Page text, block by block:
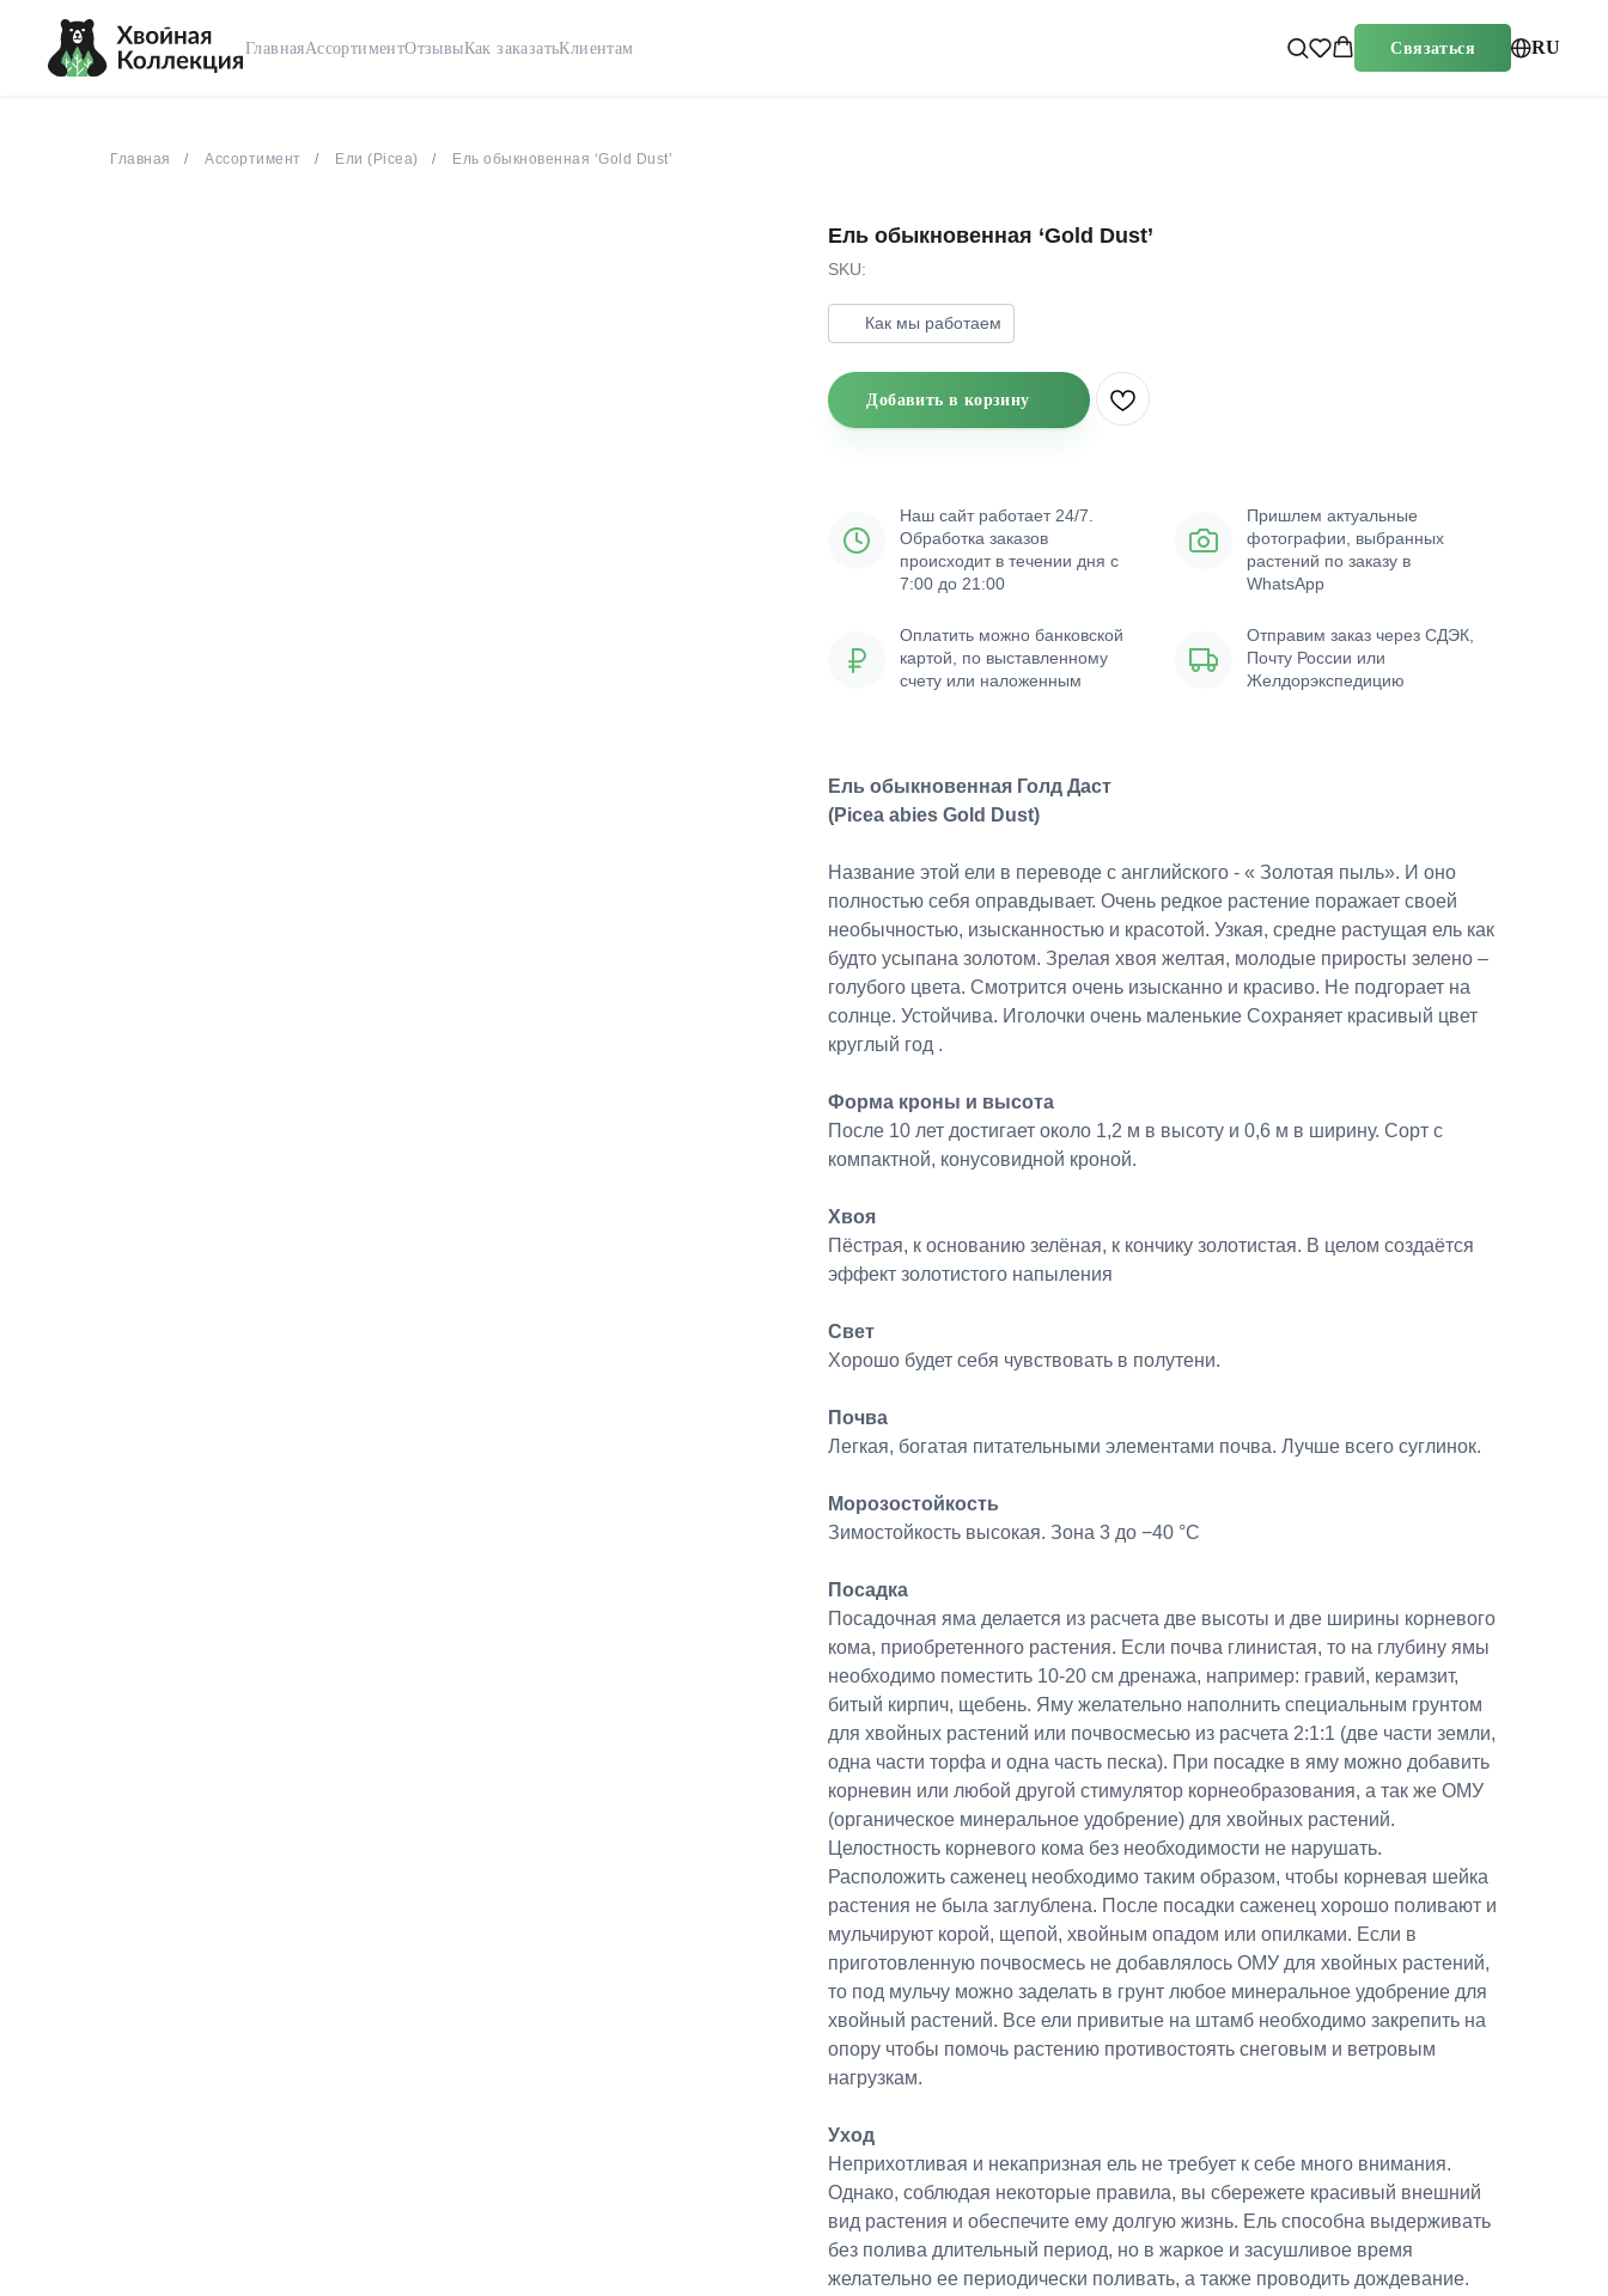
ГлавнаяАссортиментОтзывыКак заказатьКлиентам Связаться RU
Главная Ассортимент Ели (Picea) Ель обыкновенная ‘Gold Dust’
Ель обыкновенная ‘Gold Dust’
SKU:
Как мы работаем
Добавить в корзину
Наш сайт работает 24/7.
Обработка заказов
происходит в течении дня с
7:00 до 21:00
Пришлем актуальные
фотографии, выбранных
растений по заказу в
WhatsApp
Отправим заказ через СДЭК,
Почту России или
Желдорэкспедицию
Оплатить можно банковской
картой, по выставленному
счету или наложенным
Ель обыкновенная Голд Даст
(Picea abies Gold Dust)
Название этой ели в переводе с английского - « Золотая пыль». И оно
полностью себя оправдывает. Очень редкое растение поражает своей
необычностью, изысканностью и красотой. Узкая, средне растущая ель как
будто усыпана золотом. Зрелая хвоя желтая, молодые приросты зелено –
голубого цвета. Смотрится очень изысканно и красиво. Не подгорает на
солнце. Устойчива. Иголочки очень маленькие Сохраняет красивый цвет
круглый год .
Форма кроны и высота
После 10 лет достигает около 1,2 м в высоту и 0,6 м в ширину. Сорт с
компактной, конусовидной кроной.
Хвоя
Пёстрая, к основанию зелёная, к кончику золотистая. В целом создаётся
эффект золотистого напыления
Свет
Хорошо будет себя чувствовать в полутени.
Почва
Легкая, богатая питательными элементами почва. Лучше всего суглинок.
Морозостойкость
Зимостойкость высокая. Зона 3 до −40 °C
Посадка
Посадочная яма делается из расчета две высоты и две ширины корневого
кома, приобретенного растения. Если почва глинистая, то на глубину ямы
необходимо поместить 10-20 см дренажа, например: гравий, керамзит,
битый кирпич, щебень. Яму желательно наполнить специальным грунтом
для хвойных растений или почвосмесью из расчета 2:1:1 (две части земли,
одна части торфа и одна часть песка). При посадке в яму можно добавить
корневин или любой другой стимулятор корнеобразования, а так же ОМУ
(органическое минеральное удобрение) для хвойных растений.
Целостность корневого кома без необходимости не нарушать.
Расположить саженец необходимо таким образом, чтобы корневая шейка
растения не была заглублена. После посадки саженец хорошо поливают и
мульчируют корой, щепой, хвойным опадом или опилками. Если в
приготовленную почвосмесь не добавлялось ОМУ для хвойных растений,
то под мульчу можно заделать в грунт любое минеральное удобрение для
хвойный растений. Все ели привитые на штамб необходимо закрепить на
опору чтобы помочь растению противостоять снеговым и ветровым
нагрузкам.
Уход
Неприхотливая и некапризная ель не требует к себе много внимания.
Однако, соблюдая некоторые правила, вы сбережете красивый внешний
вид растения и обеспечите ему долгую жизнь. Ель способна выдерживать
без полива длительный период, но в жаркое и засушливое время
желательно ее периодически поливать, а также проводить дождевание.